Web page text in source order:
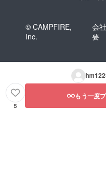
© CAMPFIRE,
Inc.
会
要
5
もう一度